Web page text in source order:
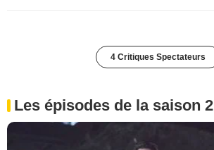
4 Critiques Spectateurs
Les épisodes de la saison 2